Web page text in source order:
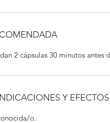
2 cápsulas 30 minutos antes
Y
o.